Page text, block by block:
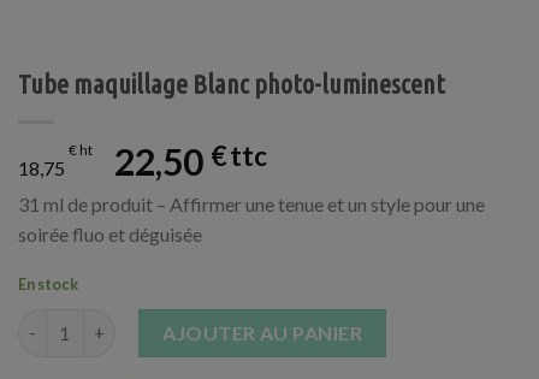
Tube maquillage Blanc photo-luminescent
18,75
€ 22,50 €
31 ml de produit – Affirmer une tenue et un style pour une
soirée fluo et déguisée
En stock
AJOUTER AU PANIER